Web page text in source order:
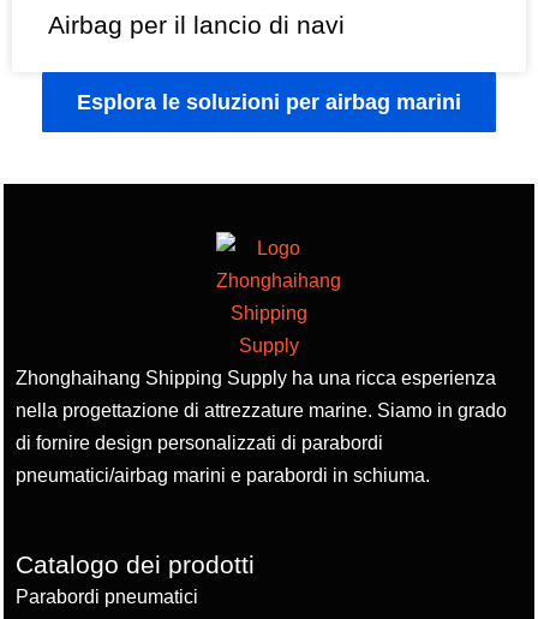
Airbag per il lancio di navi
Esplora le soluzioni per airbag marini
Zhonghaihang Shipping Supply ha una ricca esperienza
nella progettazione di attrezzature marine. Siamo in grado
di fornire design personalizzati di parabordi
pneumatici/airbag marini e parabordi in schiuma.
Catalogo dei prodotti
Parabordi pneumatici